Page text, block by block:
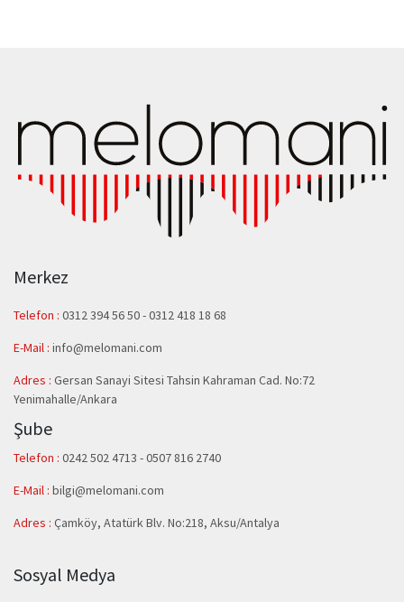
Merkez
Telefon : 0312 394 56 50-0312 418 18 68
E-Mail : info@melomani.com
Adres : Gersan Sanayi Sitesi Tahsin Kahraman Cad. No:72
Yenimahalle/Ankara
Şube
Telefon : 0242 502 4713 - 0507 816 2740
E-Mail : bilgi@melomani.com
Adres : Çamköy, Atatürk Blv. No:218, Aksu/Antalya
Sosyal Medya